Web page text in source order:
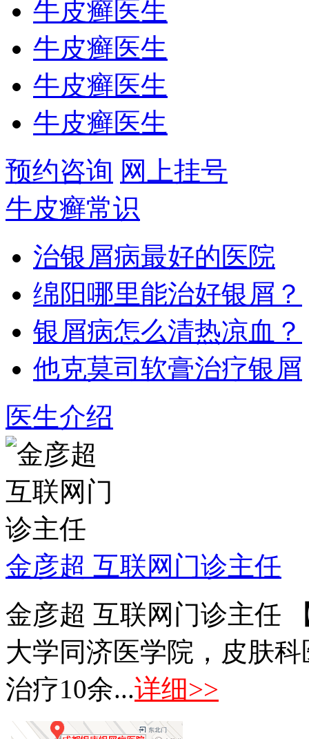
牛皮癣医生
牛皮癣医生
牛皮癣医生
牛皮癣医生
预约咨询 网上挂号
牛皮癣常识
治银屑病最好的医院
绵阳哪里能治好银屑？
银屑病怎么清热凉血？
他克莫司软膏治疗银屑
医生介绍
金彦超 互联网门诊主任
金彦超 互联网门诊主任
大学同济医学院，皮肤
治疗10余...详细>>